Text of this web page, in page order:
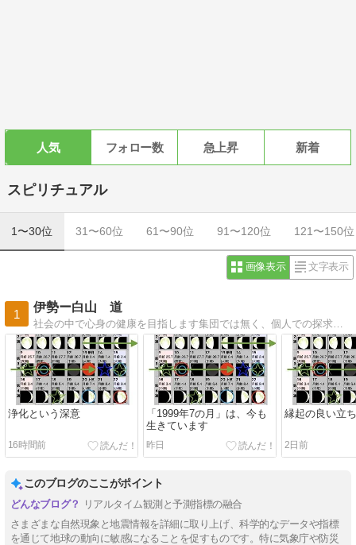
人気 フォロー数 急上昇 新着
スピリチュアル
1〜30位 31〜60位 61〜90位 91〜120位 121〜150位
画像表示 文字表示
1
伊勢ー白山 道
社会の中で心身の健康を目指します集団では無く、個人での探求を目指します
浄化という深意
16時間前
「1999年7の月」は、今も
生きています
昨日
縁起の良い立
2日前
このブログのここがポイント
リアルタイム観測と予測指標の融合
さまざまな自然現象と地震情報を詳細に取り上げ、科学的なデータや指標
を通じて地球の動向に敏感になることを促すものです。特に気象庁や防災